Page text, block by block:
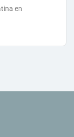
en